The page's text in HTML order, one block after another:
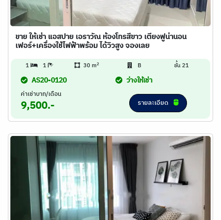
ขาย ให้เช่า แอสปาย เอราวัณ ห้องโทรสีขาว เตียงฟูน่านอน
เฟอร์+เครื่องใช้ไฟฟ้าพร้อม ได้วิวสูง จองเลย
1 1 30 m2 B ชั้น 21
AS20-0120 ว่างให้เช่า
ค่าเช่าบาท/เดือน
9,500.- รายละเอียด